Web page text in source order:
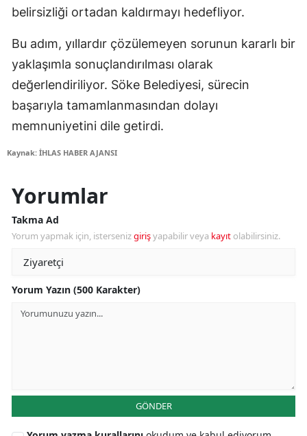
belirsizliği ortadan kaldırmayı hedefliyor.
Bu adım, yıllardır çözülemeyen sorunun kararlı bir
yaklaşımla sonuçlandırılması olarak
değerlendiriliyor. Söke Belediyesi, sürecin
başarıyla tamamlanmasından dolayı
memnuniyetini dile getirdi.
Kaynak: İHLAS HABER AJANSI
Yorumlar
Takma Ad
Yorum yapmak için, istersenizgirişyapabilir veya kayıt olabilirsiniz.
Yorum Yazın (500 Karakter)
GÖNDER